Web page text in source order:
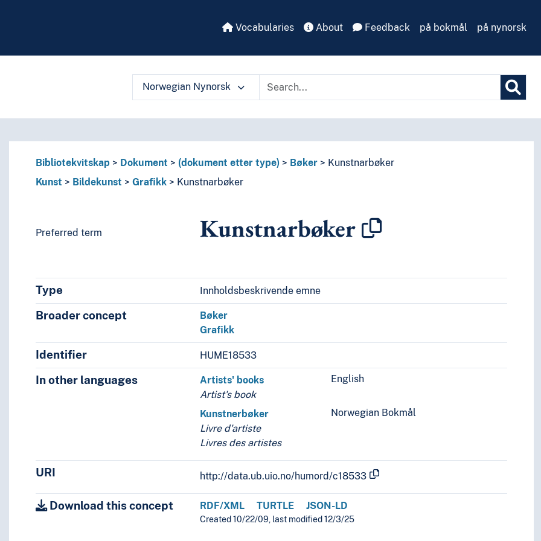
Vocabularies About Feedback på bokmål på nynorsk
Norwegian Nynorsk
contents by a criterion
Bibliotekvitskap Dokument (dokument etter type) Bøker
Kunstnarbøker
Kunst
Bildekunst Grafikk Kunstnarbøker
Preferred term Kunstnarbøker
Type Innholdsbeskrivende emne
Broader concept
Bøker
Grafikk
Identifier HUME18533
In other languages English
Artists' books
Artist's book
Norwegian Bokmål
Kunstnerbøker
Livre d'artiste
Livres des artistes
URI http://data.ub.uio.no/humord/c18533
Download this concept RDF/XML TURTLE JSON-LD
Created 10/22/09, last modified 12/3/25